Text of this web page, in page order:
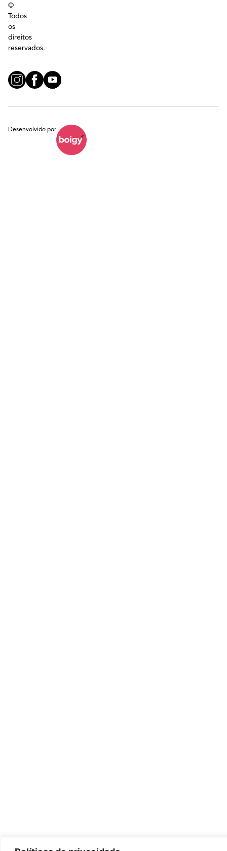
©
Todos
os
direitos
reservados.
Desenvolvido por